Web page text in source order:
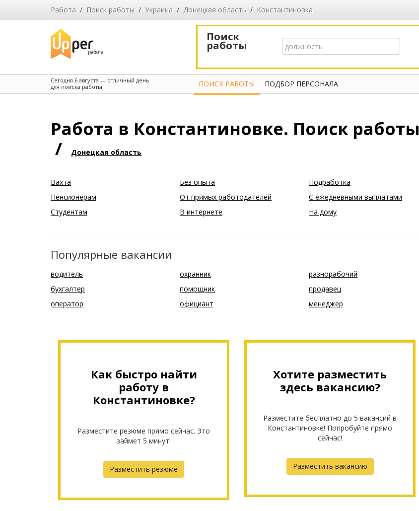
Работа / Поиск работы / Украина / Донецкая область / Константиновка
Поиск
работы
Сегодня 6 августа — отличный день
для поиска работы
ПОИСК РАБОТЫ ПОДБОР ПЕРСОНАЛА
Работа в Константиновке. Поиск работы
/
Донецкая область
Вахта Без опыта
Подработка
Пенсионерам
От прямых работодателей
С ежедневными выплатами
Студентам
В интернете На дому
Популярные вакансии
водитель охранник
разнорабочий
бухгалтер
помощник
продавец
оператор
официант менеджер
Как быстро найти
работу в
Константиновке?
Разместите резюме прямо сейчас. Это
займет 5 минут!
Разместить резюме
Хотите разместить
здесь вакансию?
Разместите бесплатно до 5 вакансий в
Константиновке! Попробуйте прямо
сейчас!
Разместить вакансию